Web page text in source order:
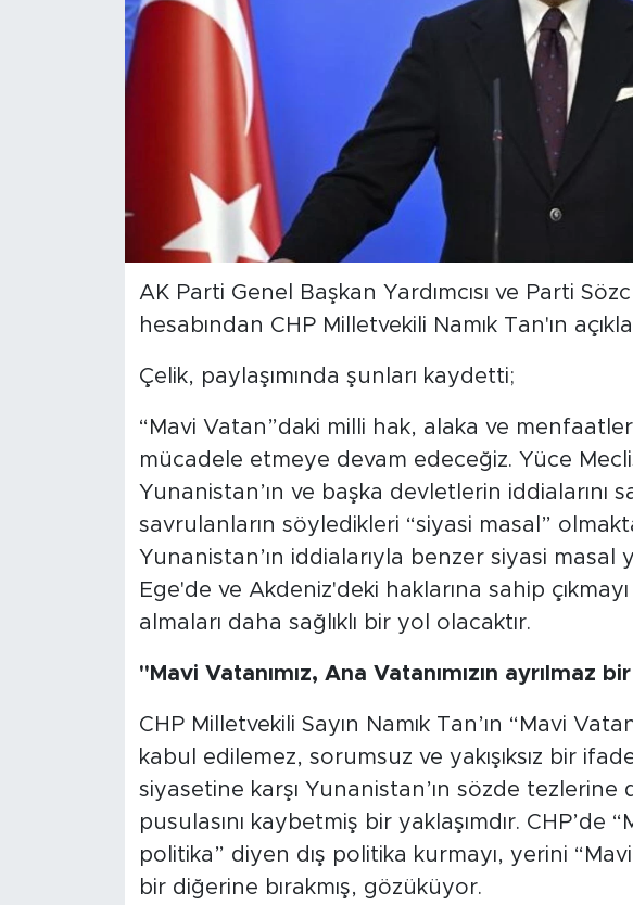
AK Parti Genel Başkan Yardımcısı ve Parti
hesabından CHP Milletvekili Namık Tan'ın
Çelik, paylaşımında şunları kaydetti;
“Mavi Vatan”daki milli hak, alaka ve
mücadele etmeye devam edeceğiz. Yüce
Yunanistan’ın ve başka devletlerin iddialarını
savrulanların söyledikleri “siyasi masal”
Yunanistan’ın iddialarıyla benzer siyasi masal
Ege'de ve Akdeniz'deki haklarına sahip
almaları daha sağlıklı bir yol olacaktır.
"Mavi Vatanımız, Ana Vatanımızın ayrılmaz
CHP Milletvekili Sayın Namık Tan’ın “Mavi
kabul edilemez, sorumsuz ve yakışıksız bir
siyasetine karşı Yunanistan’ın sözde tezlerine
pusulasını kaybetmiş bir yaklaşımdır. CHP’de
politika” diyen dış politika kurmayı, yerini
bir diğerine bırakmış, gözüküyor.
Resmi İlanlar